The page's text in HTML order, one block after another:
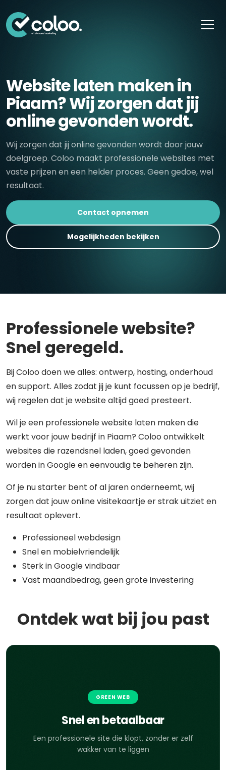
Website laten maken in
Piaam? Wij zorgen dat jij
online gevonden wordt.
Wij zorgen dat jij online gevonden wordt door jouw
doelgroep. Coloo maakt professionele websites met
vaste prijzen en een helder proces. Geen gedoe, wel
resultaat.
Contact opnemen
Mogelijkheden bekijken
Professionele website?
Snel geregeld.
Bij Coloo doen we alles: ontwerp, hosting, onderhoud
en support. Alles zodat jij je kunt focussen op je bedrijf,
wij regelen dat je website altijd goed presteert.
Wil je een professionele website laten maken die
werkt voor jouw bedrijf in Piaam? Coloo ontwikkelt
websites die razendsnel laden, goed gevonden
worden in Google en eenvoudig te beheren zijn.
Of je nu starter bent of al jaren onderneemt, wij
zorgen dat jouw online visitekaartje er strak uitziet en
resultaat oplevert.
Professioneel webdesign
Snel en mobielvriendelijk
Sterk in Google vindbaar
Vast maandbedrag, geen grote investering
Ontdek wat bij jou past
GREEN WEB
Snel en betaalbaar
Een professionele site die klopt, zonder er zelf
wakker van te liggen